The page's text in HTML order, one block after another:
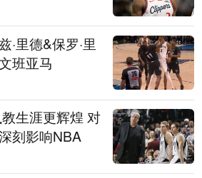
·里德&保罗·里
班亚马
生涯更辉煌 对
刻影响NBA